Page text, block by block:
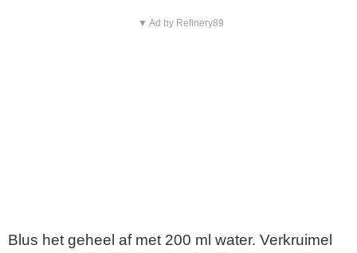
▼ Ad by Refinery89
Blus het geheel af met 200 ml water. Verkruimel